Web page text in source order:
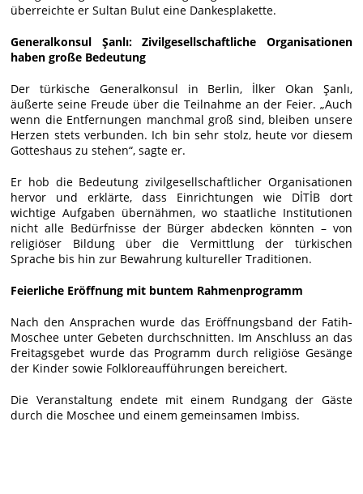
überreichte er Sultan Bulut eine Dankesplakette.
Generalkonsul Şanlı: Zivilgesellschaftliche Organisationen
haben große Bedeutung
Der türkische Generalkonsul in Berlin, İlker Okan Şanlı,
äußerte seine Freude über die Teilnahme an der Feier. „Auch
wenn die Entfernungen manchmal groß sind, bleiben unsere
Herzen stets verbunden. Ich bin sehr stolz, heute vor diesem
Gotteshaus zu stehen“, sagte er.
Er hob die Bedeutung zivilgesellschaftlicher Organisationen
hervor und erklärte, dass Einrichtungen wie DİTİB dort
wichtige Aufgaben übernähmen, wo staatliche Institutionen
nicht alle Bedürfnisse der Bürger abdecken könnten – von
religiöser Bildung über die Vermittlung der türkischen
Sprache bis hin zur Bewahrung kultureller Traditionen.
Feierliche Eröffnung mit buntem Rahmenprogramm
Nach den Ansprachen wurde das Eröffnungsband der Fatih-
Moschee unter Gebeten durchschnitten. Im Anschluss an das
Freitagsgebet wurde das Programm durch religiöse Gesänge
der Kinder sowie Folkloreaufführungen bereichert.
Die Veranstaltung endete mit einem Rundgang der Gäste
durch die Moschee und einem gemeinsamen Imbiss.